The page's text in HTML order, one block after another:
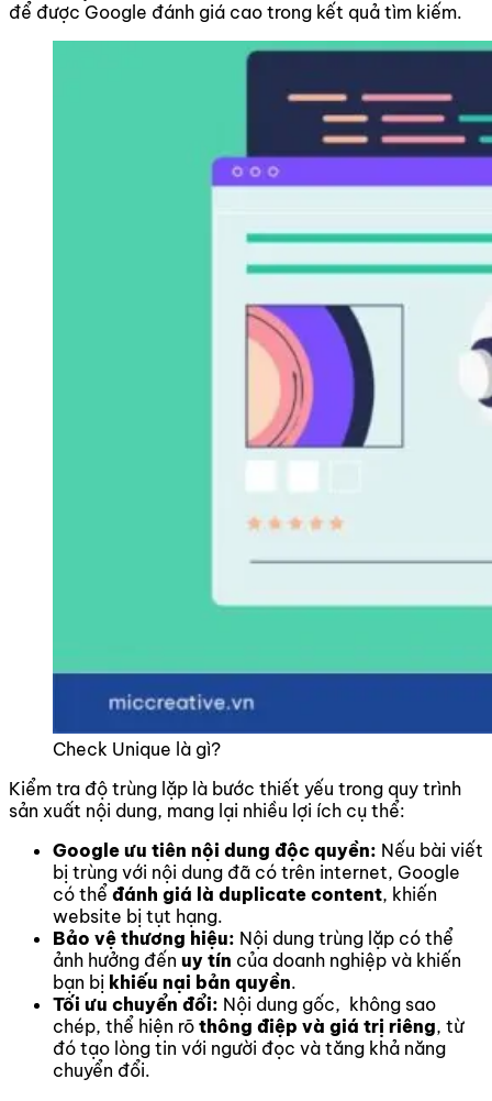
để được Google đánh giá cao trong kết quả tìm kiếm.
Check Unique là gì?
Kiểm tra độ trùng lặp là bước thiết yếu trong quy trình
sản xuất nội dung, mang lại nhiều lợi ích cụ thể:
Google ưu tiên nội dung độc quyền: Nếu bài viết
bị trùng với nội dung đã có trên internet, Google
có thể đánh giá là duplicate content, khiến
website bị tụt hạng.
Bảo vệ thương hiệu: Nội dung trùng lặp có thể
ảnh hưởng đến uy tín của doanh nghiệp và khiến
bạn bị khiếu nại bản quyền.
Tối ưu chuyển đổi: Nội dung gốc, không sao
chép, thể hiện rõ thông điệp và giá trị riêng, từ
đó tạo lòng tin với người đọc và tăng khả năng
chuyển đổi.